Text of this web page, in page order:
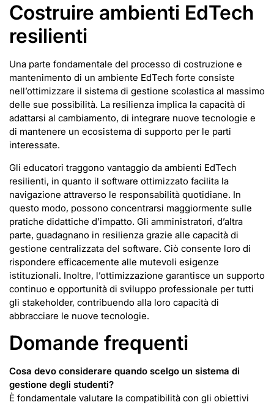
Costruire ambienti EdTech
resilienti
Una parte fondamentale del processo di costruzione e
mantenimento di un ambiente EdTech forte consiste
nell’ottimizzare il sistema di gestione scolastica al massimo
delle sue possibilità. La resilienza implica la capacità di
adattarsi al cambiamento, di integrare nuove tecnologie e
di mantenere un ecosistema di supporto per le parti
interessate.
Gli educatori traggono vantaggio da ambienti EdTech
resilienti, in quanto il software ottimizzato facilita la
navigazione attraverso le responsabilità quotidiane. In
questo modo, possono concentrarsi maggiormente sulle
pratiche didattiche d’impatto. Gli amministratori, d’altra
parte, guadagnano in resilienza grazie alle capacità di
gestione centralizzata del software. Ciò consente loro di
rispondere efficacemente alle mutevoli esigenze
istituzionali. Inoltre, l’ottimizzazione garantisce un supporto
continuo e opportunità di sviluppo professionale per tutti
gli stakeholder, contribuendo alla loro capacità di
abbracciare le nuove tecnologie.
Domande frequenti
Cosa devo considerare quando scelgo un sistema di
gestione degli studenti?
È fondamentale valutare la compatibilità con gli obiettivi